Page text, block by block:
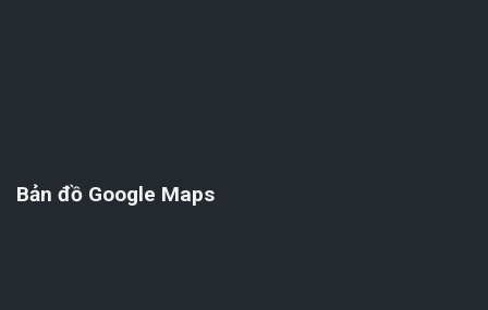
Bản đồ Google Maps